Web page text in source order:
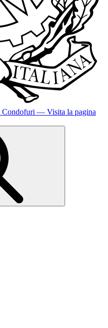
Condofuri — Visita la pagina